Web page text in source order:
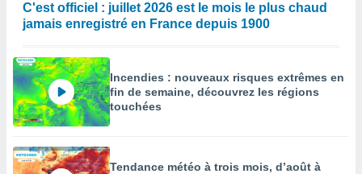
C'est officiel : juillet 2026 est le mois le plus chaud
jamais enregistré en France depuis 1900
Incendies : nouveaux risques extrêmes en
fin de semaine, découvrez les régions
touchées
Tendance météo à trois mois, d’août à